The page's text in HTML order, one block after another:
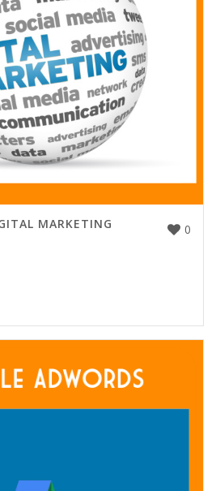
0
MARKETING